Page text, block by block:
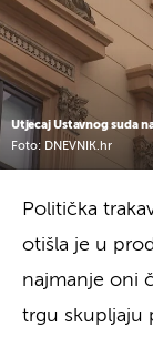
Utjecaj Ustavnog suda
Foto: DNEVNIK.hr
Politička
otišla je u
najmanje oni
trgu skupljaju